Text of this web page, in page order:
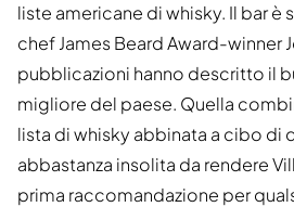
liste americane di whisky. Il bar
chef James Beard Award-winner
pubblicazioni hanno descritto il
migliore del paese. Quella
lista di whisky abbinata a cibo di
abbastanza insolita da rendere
prima raccomandazione per